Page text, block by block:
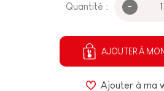
Quantité : -
AJOUTER À
Ajouter à ma